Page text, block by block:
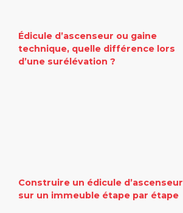
Édicule d’ascenseur ou gaine
technique, quelle différence lors
d’une surélévation ?
Construire un édicule d’ascenseur
sur un immeuble étape par étape